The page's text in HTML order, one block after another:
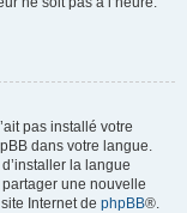
pas installé votre
dans votre langue.
la langue
partager une nouvelle
Internet de phpBB®.